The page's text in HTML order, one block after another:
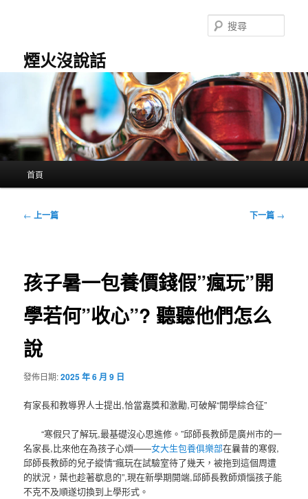
煙火沒說話
尋
首頁
文
← 上一篇 下一篇 →
孩子暑一包養價錢假”瘋玩”開
學若何”收心”? 聽聽他們怎么
說
發佈日期:2025 年 6 月 9 日
有家長和教導界人士提出,恰當嘉獎和激勵,可破解“開學綜合征”
“寒假只了解玩,最基礎沒心思進修。”邱師長教師是廣州市的一
名家長,比來他在為孩子心煩——女大生包養俱樂部在曩昔的寒假,
邱師長教師的兒子縱情“瘋玩在試驗室待了幾天，被拖到這個周遭
的狀況，葉也趁著歇息的”,現在新學期開端,邱師長教師煩惱孩子能
不克不及順遂切換到上學形式。